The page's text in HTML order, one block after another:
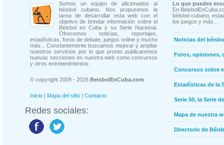
Somos un equipo de aficionados al
béisbol cubano. Nos propusimos la
tarea de desarrollar esta web con el
objetivo de brindar información sobre el
Béisbol en Cuba y su Serie Nacional.
Ofrecemos noticias, reportajes,
estadísticas, foros de debate, juegos online y mucho
más... Constantemente buscamos mejorar y ampliar
nuestros servicios por lo que pronto publicaremos
nuevas secciones en nuestra web como concursos
y otros entretenimientos.
© copyright 2009 - 2026 BeisbolEnCuba.com
Inicio | Mapa del sitio | Contacto
Redes sociales:
Lo que puedes
En
béisbol cubano,
los juegos y más...
Noticias del
Foros, opiniones,
Concursos sobre
Estadísticas de la
Serie 50, la Serie
Mapa de nuestra
Directorio de